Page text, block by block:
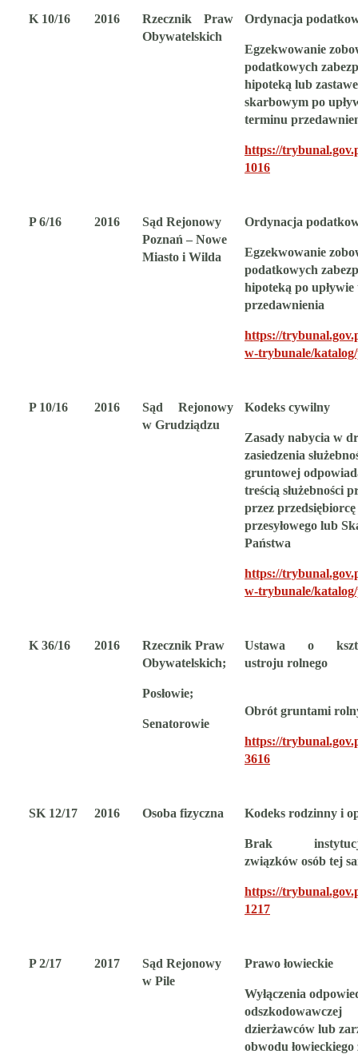
K 10/16 2016
Rzecznik Praw
Obywatelskich
Ordynacja
Egzekwowanie
podatkowych
hipoteką lub
skarbowym po
terminu
https://
1016
P 6/16 2016
Sąd Rejonowy
Poznań – Nowe
Miasto i Wilda
Ordynacja
Egzekwowanie
podatkowych
hipoteką po
przedawnienia
https://
w-trybunale/
P 10/16 2016
Sąd Rejonowy
w Grudziądzu
Kodeks cywilny
Zasady nabycia w
zasiedzenia
gruntowej
treścią służebności
przez przedsiębiorcę
przesyłowego lub
Państwa
https://
w-trybunale/
K 36/16 2016
Rzecznik Praw
Obywatelskich;
Posłowie;
Senatorowie
Ustawa o
ustroju rolnego
Obrót gruntami
https://
3616
SK 12/17 2016 Osoba fizyczna Kodeks rodzinny i
Brak
związków osób tej
https://
1217
P 2/17 2017
Sąd Rejonowy
w Pile
Prawo łowieckie
Wyłączenia
odszkodowawczej
dzierżawców lub
obwodu łowieckiego